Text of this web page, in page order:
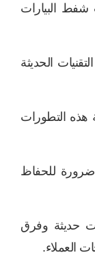
شفط البيارات
الحديثة
هذه التطورات
للحفاظ
حديثة وفرق
العملاء.